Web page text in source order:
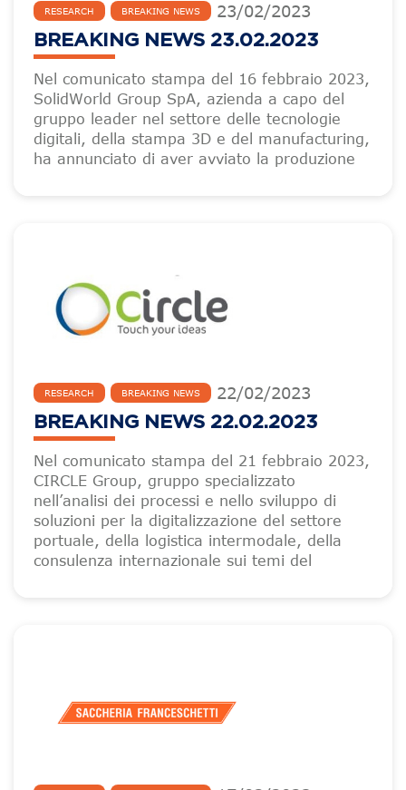
RESEARCH BREAKING NEWS 23/02/2023
BREAKING NEWS 23.02.2023
Nel comunicato stampa del 16 febbraio 2023,
SolidWorld Group SpA, azienda a capo del
gruppo leader nel settore delle tecnologie
digitali, della stampa 3D e del manufacturing,
ha annunciato di aver avviato la produzione
RESEARCH BREAKING NEWS 22/02/2023
BREAKING NEWS 22.02.2023
Nel comunicato stampa del 21 febbraio 2023,
CIRCLE Group, gruppo specializzato
nell’analisi dei processi e nello sviluppo di
soluzioni per la digitalizzazione del settore
portuale, della logistica intermodale, della
consulenza internazionale sui temi del